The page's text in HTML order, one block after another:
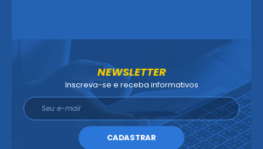
NEWSLETTER
Inscreva-se e receba informativos
CADASTRAR